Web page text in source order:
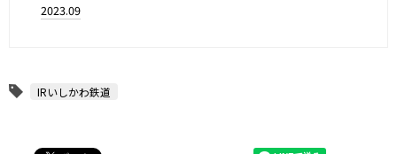
2023.09
IRいしかわ鉄道